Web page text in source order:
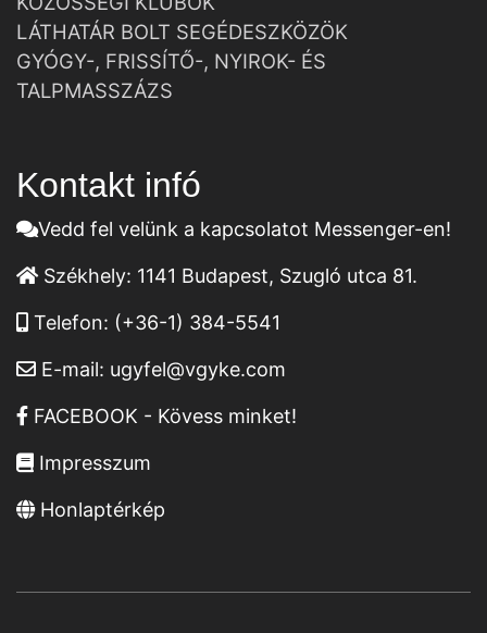
LÁTHATÁR BOLT SEGÉDESZKÖZÖK
GYÓGY-, FRISSÍTŐ-, NYIROK- ÉS
TALPMASSZÁZS
Kontakt infó
Vedd fel velünk a kapcsolatot Messenger-en!
Székhely: 1141 Budapest, Szugló utca 81.
Telefon: (+36-1) 384-5541
E-mail: ugyfel@vgyke.com
FACEBOOK - Kövess minket!
Impresszum
Honlaptérkép